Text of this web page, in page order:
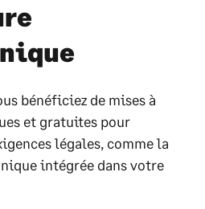
bénéficiez de mises à
et gratuites pour
légales, comme la
intégrée dans votre